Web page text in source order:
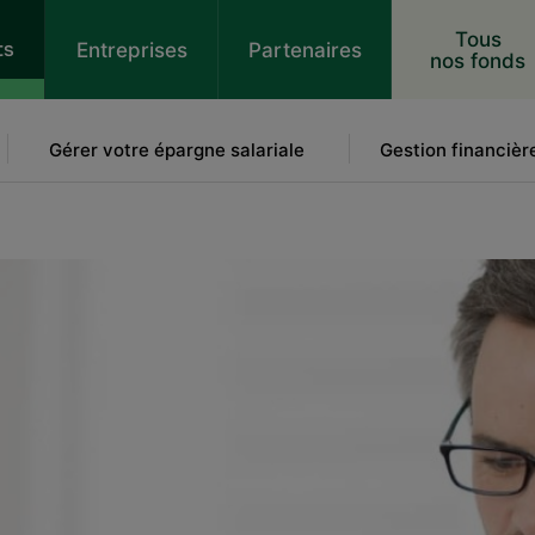
Gérer votre épargne salariale Gestion
Entreprises Partenaires
Tous
nos fonds